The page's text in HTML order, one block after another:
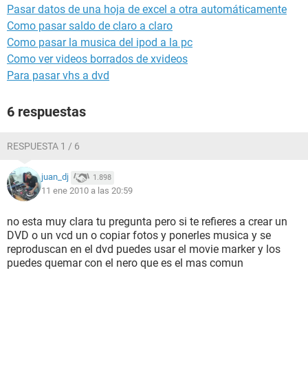
Pasar datos de una hoja de excel a otra automáticamente
Como pasar saldo de claro a claro
Como pasar la musica del ipod a la pc
Como ver videos borrados de xvideos
Para pasar vhs a dvd
6 respuestas
RESPUESTA 1 / 6
juan_dj 1.898
11 ene 2010 a las 20:59
no esta muy clara tu pregunta pero si te refieres a crear un
DVD o un vcd un o copiar fotos y ponerles musica y se
reproduscan en el dvd puedes usar el movie marker y los
puedes quemar con el nero que es el mas comun